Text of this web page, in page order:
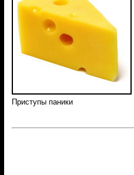
Приступы паники